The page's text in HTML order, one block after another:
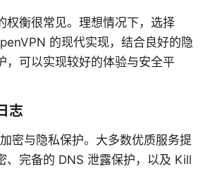
权衡很常见。理想情况下，选择
的现代实现，结合良好的隐
，可以实现较好的体验与安全平
志
密与隐私保护。大多数优质服务提
、完备的 DNS 泄露保护，以及 Kill